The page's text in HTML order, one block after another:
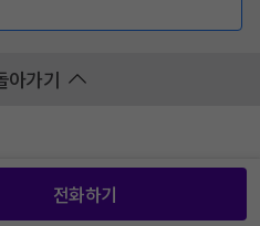
아가기
전화하기